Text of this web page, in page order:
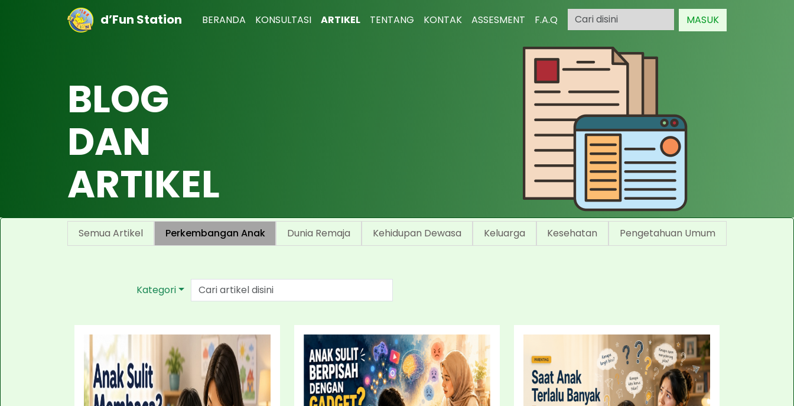
d’Fun Station BERANDA KONSULTASI ARTIKEL TENTANG KONTAK ASSESMENT F.A.Q MASUK
BLOG
DAN
ARTIKEL
Semua Artikel Perkembangan Anak Dunia Remaja Kehidupan Dewasa Keluarga Kesehatan Pengetahuan Umum
Kategori